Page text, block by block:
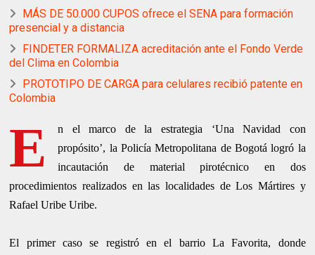
MÁS DE 50.000 CUPOS ofrece el SENA para formación
presencial y a distancia
FINDETER FORMALIZA acreditación ante el Fondo Verde
del Clima en Colombia
PROTOTIPO DE CARGA para celulares recibió patente en
Colombia
E
n el marco de la estrategia ‘Una Navidad con
propósito’, la Policía Metropolitana de Bogotá logró la
incautación de material pirotécnico en dos
procedimientos realizados en las localidades de Los Mártires y
Rafael Uribe Uribe.
El primer caso se registró en el barrio La Favorita, donde